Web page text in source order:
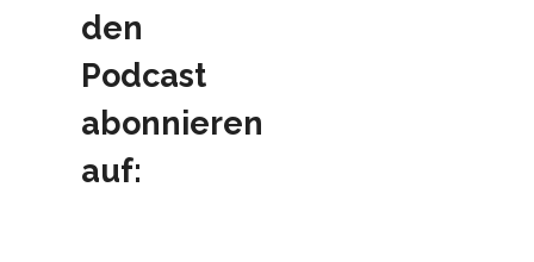
den
Podcast
abonnieren
auf: